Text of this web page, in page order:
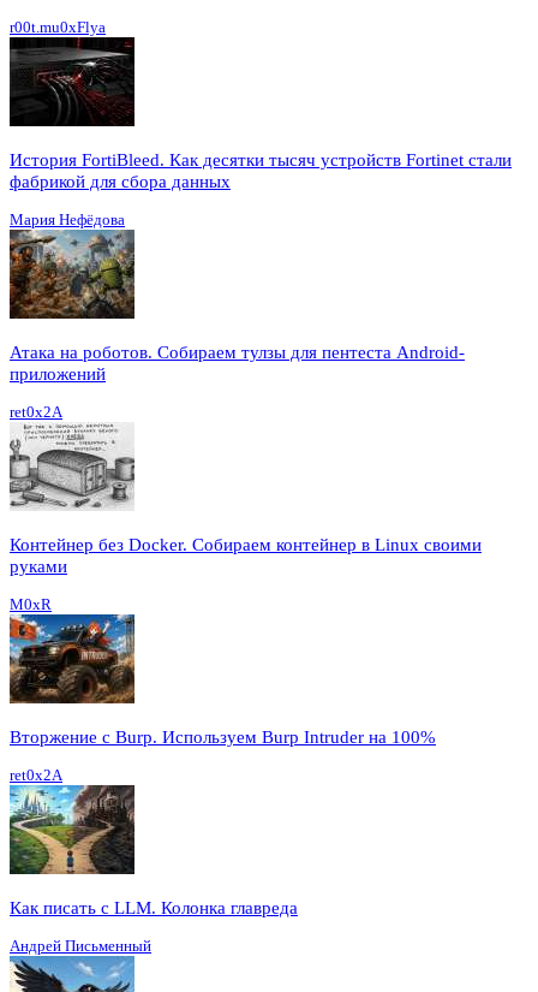
r00t.mu0xFlya
История FortiBleed. Как десятки тысяч устройств Fortinet стали
фабрикой для сбора данных
Мария Нефёдова
Атака на роботов. Собираем тулзы для пентеста Android-
приложений
ret0x2A
Контейнер без Docker. Собираем контейнер в Linux своими
руками
M0xR
Вторжение с Burp. Используем Burp Intruder на 100%
ret0x2A
Как писать с LLM. Колонка главреда
Андрей Письменный